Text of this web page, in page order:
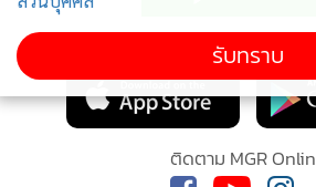
MGR Online Application
ติดตาม MGR
รับทราบ